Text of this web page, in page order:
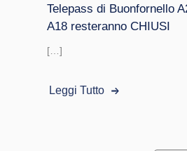
Telepass di Buonfornello
A18 resteranno CHIUSI
[…]
Leggi Tutto